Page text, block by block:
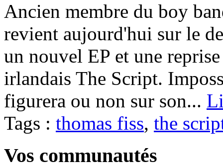
Ancien membre du boy
revient aujourd'hui sur le
un nouvel EP et une
irlandais The Script.
figurera ou non sur son...
Tags : thomas fiss, the
Vos communautés